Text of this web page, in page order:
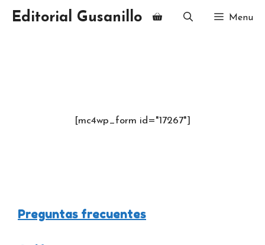
Editorial Gusanillo Menu
[mc4wp_form id="17267"]
Preguntas frecuentes